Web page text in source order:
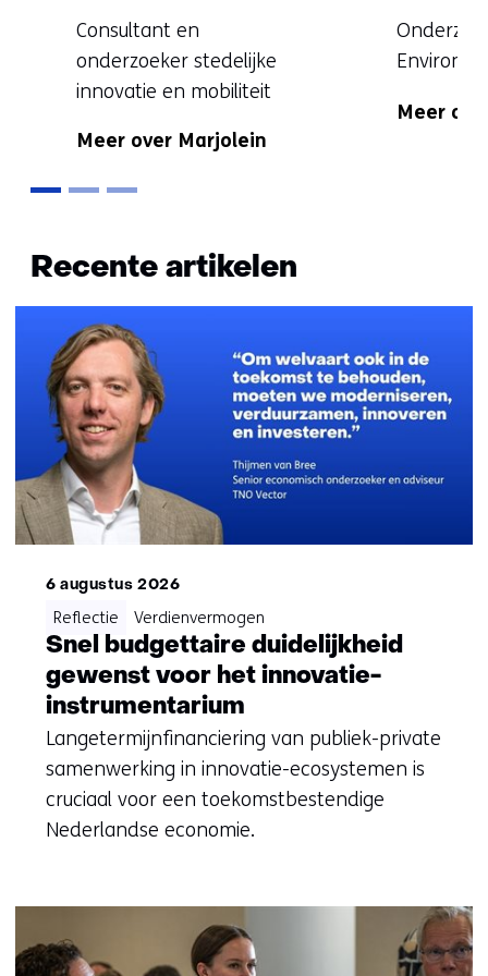
Functie:
Consultant en
onderzoeker stedelijke
innovatie en mobiliteit
niet
bekend
Meer over Marjolein
Functie:
niet
Meer
naar
weten?
Neem
contact
met
ons
op)
Recente artikelen
6 augustus 2026
Snel budgettaire duidelijkheid
gewenst voor het innovatie-
instrumentarium
Langetermijnfinanciering van publiek-private
samenwerking in innovatie-ecosystemen is
cruciaal voor een toekomstbestendige
Nederlandse economie.
Reflectie Verdienvermogen